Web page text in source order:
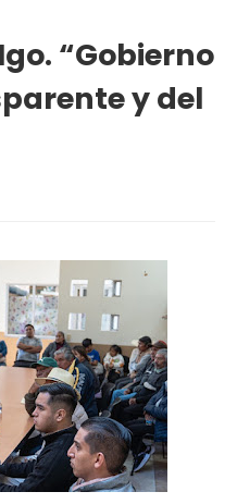
“Gobierno
y del